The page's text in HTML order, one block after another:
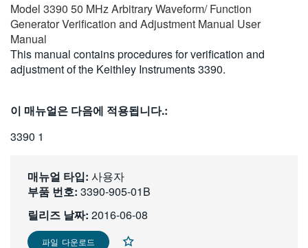
한국어
Model 3390 50 MHz Arbitrary Waveform/ Function
Generator Verification and Adjustment Manual User
Manual
This manual contains procedures for verification and
adjustment of the Keithley Instruments 3390.
이 매뉴얼은 다음에 적용됩니다.:
3390 1
매뉴얼 타입: 사용자
부품 번호: 3390-905-01B
릴리즈 날짜: 2016-06-08
파일 다운로드